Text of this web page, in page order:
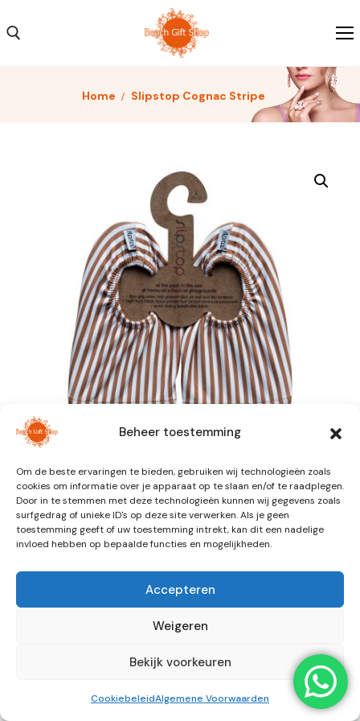
Beheer toestemming
Om de beste ervaringen te bieden, gebruiken wij technologieën zoals
cookies om informatie over je apparaat op te slaan en/of te raadplegen.
Door in te stemmen met deze technologieën kunnen wij gegevens zoals
surfgedrag of unieke ID's op deze site verwerken. Als je geen
toestemming geeft of uw toestemming intrekt, kan dit een nadelige
invloed hebben op bepaalde functies en mogelijkheden.
Accepteren
Weigeren
Bekijk voorkeuren
CookiebeleidAlgemene Voorwaarden
Home Slipstop Cognac Stripe
Slipstop Cognac Stripe
€22,99
Slipstop shoes zijn de nieuwste waterschoentjes met
multifunctionele gebruiksmomenten.
Kies een optie